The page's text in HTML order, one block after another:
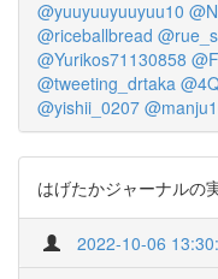
@yuuyuuyuuyuu10
@riceballbread
@Yurikos71130858
@tweeting_drtaka
@yishii_0207
はげたかジャーナルの
2022-10-06